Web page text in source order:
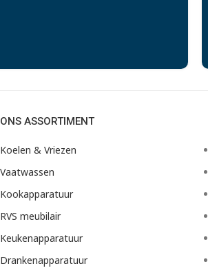
ONS ASSORTIMENT
Koelen & Vriezen
Vaatwassen
Kookapparatuur
RVS meubilair
Keukenapparatuur
Drankenapparatuur